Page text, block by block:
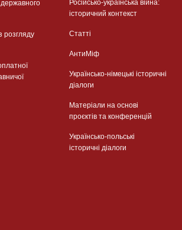
розгляду
Російсько-українська війна:
історичний контекст
Статті
АнтиМіф
Українсько-німецькі історичні
діалоги
Матеріали на основі
проєктів та конференцій
Українсько-польські
історичні діалоги